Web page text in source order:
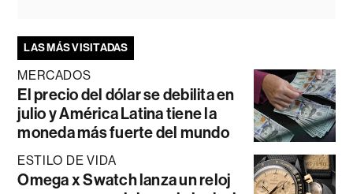
LAS MÁS VISITADAS
MERCADOS
El precio del dólar se debilita en
julio y América Latina tiene la
moneda más fuerte del mundo
ESTILO DE VIDA
Omega x Swatch lanza un reloj